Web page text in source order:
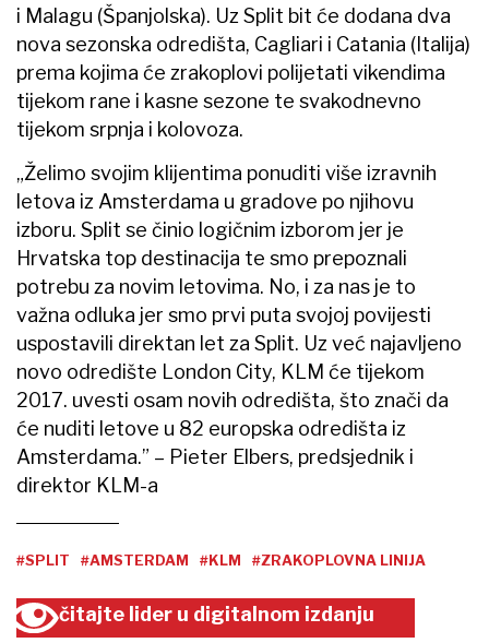
i Malagu (Španjolska). Uz Split bit će dodana dva
nova sezonska odredišta, Cagliari i Catania (Italija)
prema kojima će zrakoplovi polijetati vikendima
tijekom rane i kasne sezone te svakodnevno
tijekom srpnja i kolovoza.
„Želimo svojim klijentima ponuditi više izravnih
letova iz Amsterdama u gradove po njihovu
izboru. Split se činio logičnim izborom jer je
Hrvatska top destinacija te smo prepoznali
potrebu za novim letovima. No, i za nas je to
važna odluka jer smo prvi puta svojoj povijesti
uspostavili direktan let za Split. Uz već najavljeno
novo odredište London City, KLM će tijekom
2017. uvesti osam novih odredišta, što znači da
će nuditi letove u 82 europska odredišta iz
Amsterdama.” – Pieter Elbers, predsjednik i
direktor KLM-a
#SPLIT #AMSTERDAM #KLM #ZRAKOPLOVNA LINIJA
čitajte lider u digitalnom izdanju